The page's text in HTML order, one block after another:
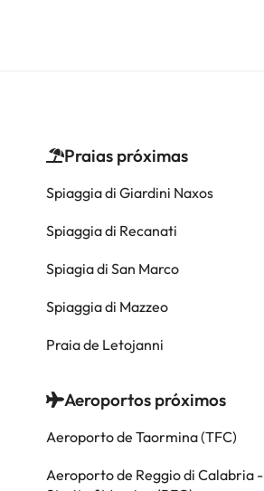
Praias próximas
Spiaggia di Giardini Naxos
Spiaggia di Recanati
Spiagia di San Marco
Spiaggia di Mazzeo
Praia de Letojanni
Aeroportos próximos
Aeroporto de Taormina (TFC)
Aeroporto de Reggio di Calabria -